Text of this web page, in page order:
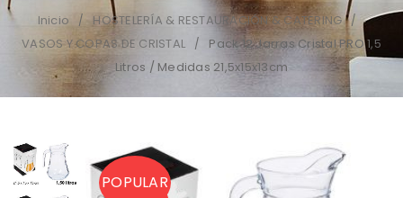
Inicio / HOSTELERÍA & RESTAURACIÓN & CATERING /
VASOS Y COPAS DE CRISTAL /
Pack 12 Jarras Cristal PRO 1,5
Litros / Medidas 21,5x15x13cm
POPULAR